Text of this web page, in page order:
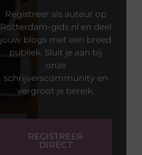
Registreer als auteur op
Rotterdam-gids.nl en deel
jouw blogs met een breed
publiek. Sluit je aan bij
onze
schrijverscommunity en
vergroot je bereik.
REGISTREER
DIRECT